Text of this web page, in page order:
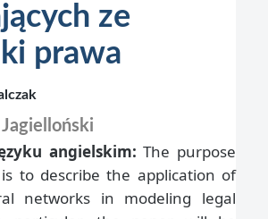
ze
prawa
angielskim: The purpose
to describe the application of
networks in modeling legal